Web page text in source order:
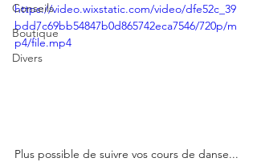
Conseils
Boutique
Divers
https://video.wixstatic.com/video/dfe52c_39
bdd7c69bb54847b0d865742eca7546/720p/m
p4/file.mp4
Plus possible de suivre vos cours de danse...